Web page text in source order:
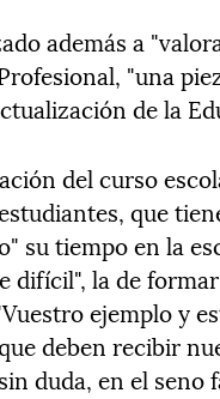
además a
"una
de la
del curso
que
su tiempo en la
difícil", la de
ejemplo y
deben recibir
duda, en el seno